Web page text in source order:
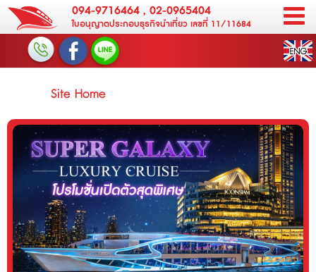
094-9716464, 02-0965404
ใบอนุญาตประกอบธุรกิจนำเที่ยว เลขที่ 11/11684
Site Home